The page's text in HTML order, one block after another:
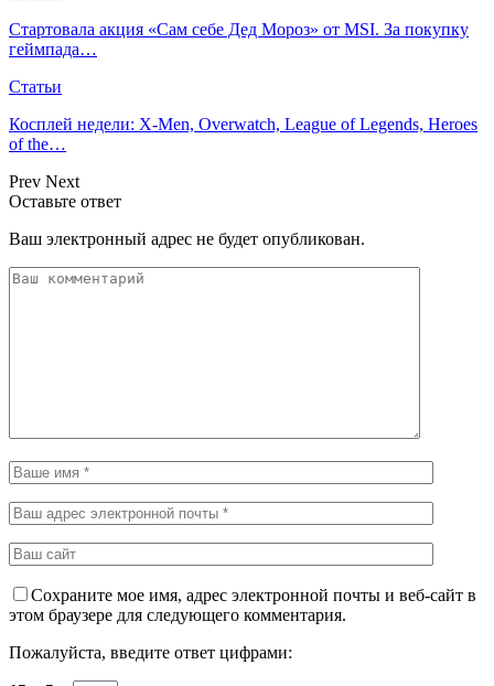
Стартовала акция «Сам себе Дед Мороз» от MSI. За покупку
геймпада…
Статьи
Косплей недели: X-Men, Overwatch, League of Legends, Heroes
of the…
Prev Next
Оставьте ответ
Ваш электронный адрес не будет опубликован.
Сохраните мое имя, адрес электронной почты и веб-сайт в
этом браузере для следующего комментария.
Пожалуйста, введите ответ цифрами: